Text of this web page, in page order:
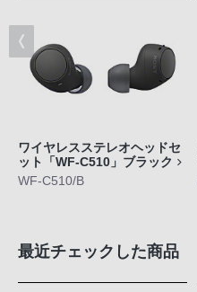
ワイヤレスステレオヘッドセ
ット「WF-C510」ブラック
WF-C510/B
最近チェックした商品